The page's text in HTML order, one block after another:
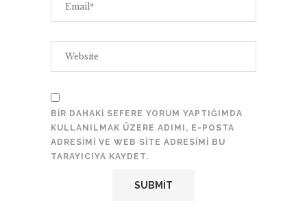
BIR DAHAKI SEFERE YORUM YAPTIĞIMDA
KULLANILMAK ÜZERE ADIMI, E-POSTA
ADRESIMI VE WEB SITE ADRESIMI BU
TARAYICIYA KAYDET.